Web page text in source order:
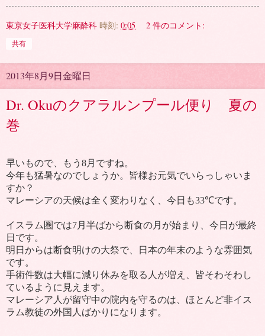
東京女子医科大学麻酔科 時刻: 0:05 2 件のコメント:
共有
2013年8月9日金曜日
Dr. Okuのクアラルンプール便り 夏の
巻
早いもので、もう 8月ですね。
今年も猛暑なのでしょうか。皆様お元気でいらっしゃいま
すか？
マレーシアの天候は全く変わりなく、今日も33℃です。
イスラム圏では7月半ばから断食の月が始まり、今日が最終
日です。
明日からは断食明けの大祭で、日本の年末のような雰囲気
です。
手術件数は大幅に減り休みを取る人が増え、皆そわそわし
ているように見えます。
マレーシア人が留守中の院内を守るのは、ほとんど非イス
ラム教徒の外国人ばかりになります。